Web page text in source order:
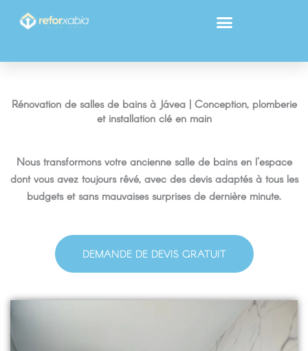
Rénovation de salles de bains à Jávea | Conception, plomberie
et installation clé en main
Nous transformons votre ancienne salle de bains en l'espace
dont vous avez toujours rêvé, avec des devis adaptés à tous les
budgets et sans mauvaises surprises de dernière minute.
DEMANDE DE DEVIS GRATUIT